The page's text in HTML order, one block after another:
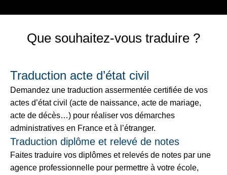
Que souhaitez-vous traduire ?
Traduction acte d’état civil
Demandez une traduction assermentée certifiée de vos
actes d’état civil (acte de naissance, acte de mariage,
acte de décès…) pour réaliser vos démarches
administratives en France et à l’étranger.
Traduction diplôme et relevé de notes
Faites traduire vos diplômes et relevés de notes par une
agence professionnelle pour permettre à votre école,